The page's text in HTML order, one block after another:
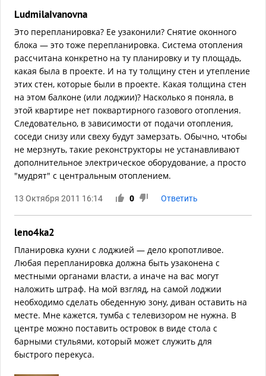
LudmilaIvanovna
Это перепланировка? Ее узаконили? Снятие оконного
блока — это тоже перепланировка. Система отопления
рассчитана конкретно на ту планировку и ту площадь,
какая была в проекте. И на ту толщину стен и утепление
этих стен, которые были в проекте. Какая толщина стен
на этом балконе (или лоджии)? Насколько я поняла, в
этой квартире нет поквартирного газового отопления.
Следовательно, в зависимости от подачи отопления,
соседи снизу или свеху будут замерзать. Обычно, чтобы
не мерзнуть, такие реконструкторы не устанавливают
дополнительное электрическое оборудование, а просто
"мудрят" с центральным отоплением.
13 Октября 2011 16:14 0 Ответить
leno4ka2
Планировка кухни с лоджией — дело кропотливое.
Любая перепланировка должна быть узаконена с
местными органами власти, а иначе на вас могут
наложить штраф. На мой взгляд, на самой лоджии
необходимо сделать обеденную зону, диван оставить на
месте. Мне кажется, тумба с телевизором не нужна. В
центре можно поставить островок в виде стола с
барными стульями, который может служить для
быстрого перекуса.